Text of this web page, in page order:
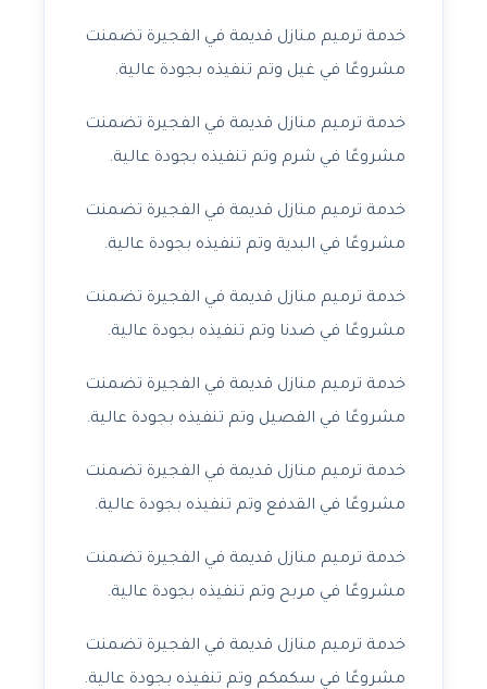
خدمة ترميم منازل قديمة في الفجيرة تضمنت
مشروعًا في غيل وتم تنفيذه بجودة عالية.
خدمة ترميم منازل قديمة في الفجيرة تضمنت
مشروعًا في شرم وتم تنفيذه بجودة عالية.
خدمة ترميم منازل قديمة في الفجيرة تضمنت
مشروعًا في البدية وتم تنفيذه بجودة عالية.
خدمة ترميم منازل قديمة في الفجيرة تضمنت
مشروعًا في ضدنا وتم تنفيذه بجودة عالية.
خدمة ترميم منازل قديمة في الفجيرة تضمنت
مشروعًا في الفصيل وتم تنفيذه بجودة عالية.
خدمة ترميم منازل قديمة في الفجيرة تضمنت
مشروعًا في القدفع وتم تنفيذه بجودة عالية.
خدمة ترميم منازل قديمة في الفجيرة تضمنت
مشروعًا في مربح وتم تنفيذه بجودة عالية.
خدمة ترميم منازل قديمة في الفجيرة تضمنت
مشروعًا في سكمكم وتم تنفيذه بجودة عالية.